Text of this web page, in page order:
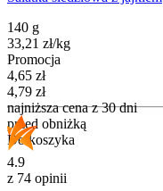
140 g
33,21 zł/kg
Promocja
Cena promocyjna
4,65 zł
4,79 zł
najniższa cena z 30 dni
przed obniżką
Do koszyka
4.9
z 74 opinii